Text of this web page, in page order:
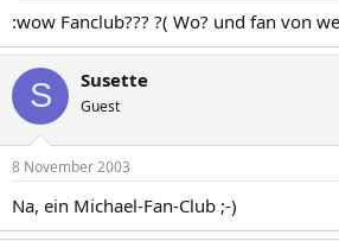
m
:wow Fanclub??? ?( Wo? und fan von
S Susette
Guest
8 November 2003
Na, ein Michael-Fan-Club ;-)